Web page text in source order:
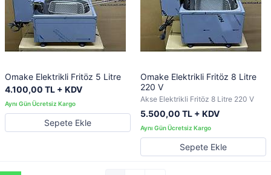
Omake Elektrikli Fritöz 5 Litre
4.100,00 TL + KDV
Sepete Ekle
Omake Elektrikli Fritöz 8 Litre
220 V
Akse Elektrikli Fritöz 8 Litre 220 V
5.500,00 TL + KDV
Sepete Ekle